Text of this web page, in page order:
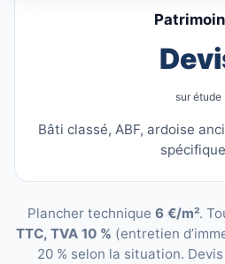
sur étude
Bâti classé, ABF, ardoise
Plancher technique 6 €/m².
TTC, TVA 10 % (entretien
20 % selon la situation.